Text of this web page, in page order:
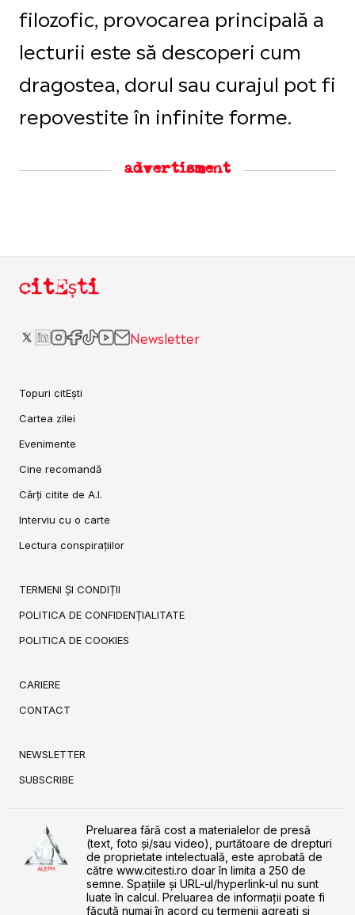
filozofic, provocarea principală a
lecturii este să descoperi cum
dragostea, dorul sau curajul pot fi
repovestite în infinite forme.
advertisment
citEști
Newsletter
Topuri citEști
Cartea zilei
Evenimente
Cine recomandă
Cărți citite de A.I.
Interviu cu o carte
Lectura conspirațiilor
TERMENI ȘI CONDIȚII
POLITICA DE CONFIDENȚIALITATE
POLITICA DE COOKIES
CARIERE
CONTACT
NEWSLETTER
SUBSCRIBE
Preluarea fără cost a materialelor de presă
(text, foto și/sau video), purtătoare de drepturi
de proprietate intelectuală, este aprobată de
către www.citesti.ro doar în limita a 250 de
semne. Spaţiile şi URL-ul/hyperlink-ul nu sunt
luate în calcul. Preluarea de informaţii poate fi
făcută numai în acord cu termenii agreaţi şi